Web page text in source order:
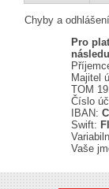
Chyby a
Pro
Majitel
TOM
Číslo
IBAN:
Swift:
Vaše